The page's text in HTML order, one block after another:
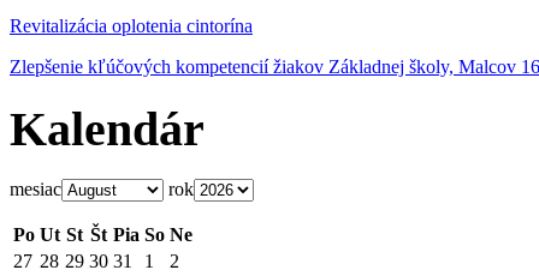
Revitalizácia oplotenia cintorína
Zlepšenie kľúčových kompetencií žiakov Základnej školy, Malcov 16
Kalendár
mesiac rok
Po Ut St Št Pia So Ne
27 28 29 30 31 1
2